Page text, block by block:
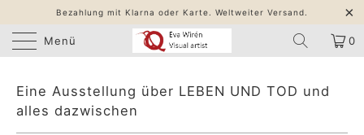
Bezahlung mit Klarna oder Karte. Weltweiter Versand.
Menü 0
Eine Ausstellung über LEBEN UND TOD und
alles dazwischen